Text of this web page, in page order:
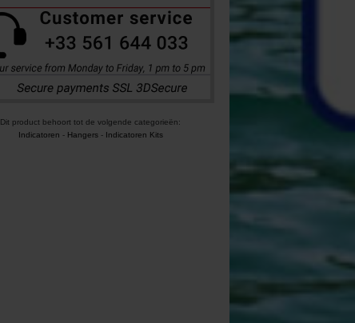
Dit product behoort tot de volgende categorieën:
Indicatoren - Hangers- Indicatoren Kits